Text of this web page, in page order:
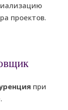
проектов.
при